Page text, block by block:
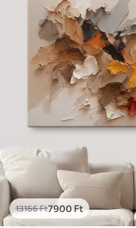
13166Ft7900Ft